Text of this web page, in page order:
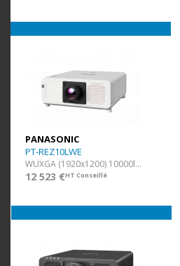
PANASONIC
PT-REZ10LWE
WUXGA (1920x1200) 10000lm Blanc
12 523 €HT Conseillé